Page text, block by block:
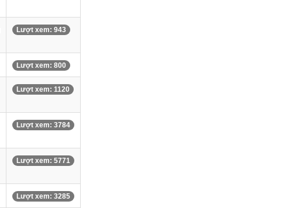
Lượt xem: 943
Lượt xem: 800
Lượt xem: 1120
Lượt xem: 3784
Lượt xem: 5771
Lượt xem: 3285